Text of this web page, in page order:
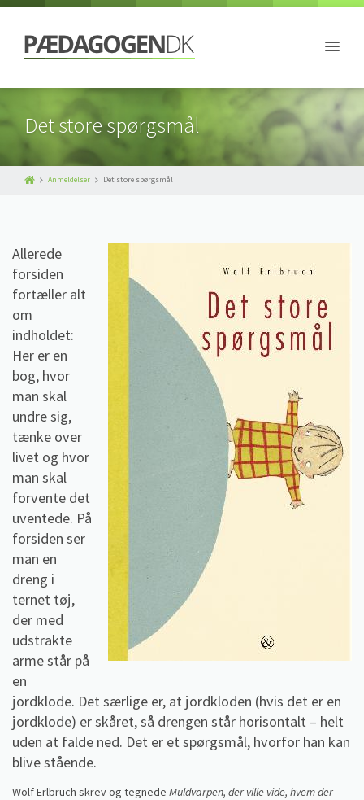
Det store spørgsmål
Anmeldelser Det store spørgsmål
Allerede
forsiden
fortæller alt
om
indholdet:
Her er en
bog, hvor
man skal
undre sig,
tænke over
livet og hvor
man skal
forvente det
uventede. På
forsiden ser
man en
dreng i
ternet tøj,
der med
udstrakte
arme står på
en
jordklode. Det særlige er, at jordkloden (hvis det er en
jordklode) er skåret, så drengen står horisontalt – helt
uden at falde ned. Det er et spørgsmål, hvorfor han kan
blive stående.
Wolf Erlbruch skrev og tegnede Muldvarpen, der ville vide, hvem der